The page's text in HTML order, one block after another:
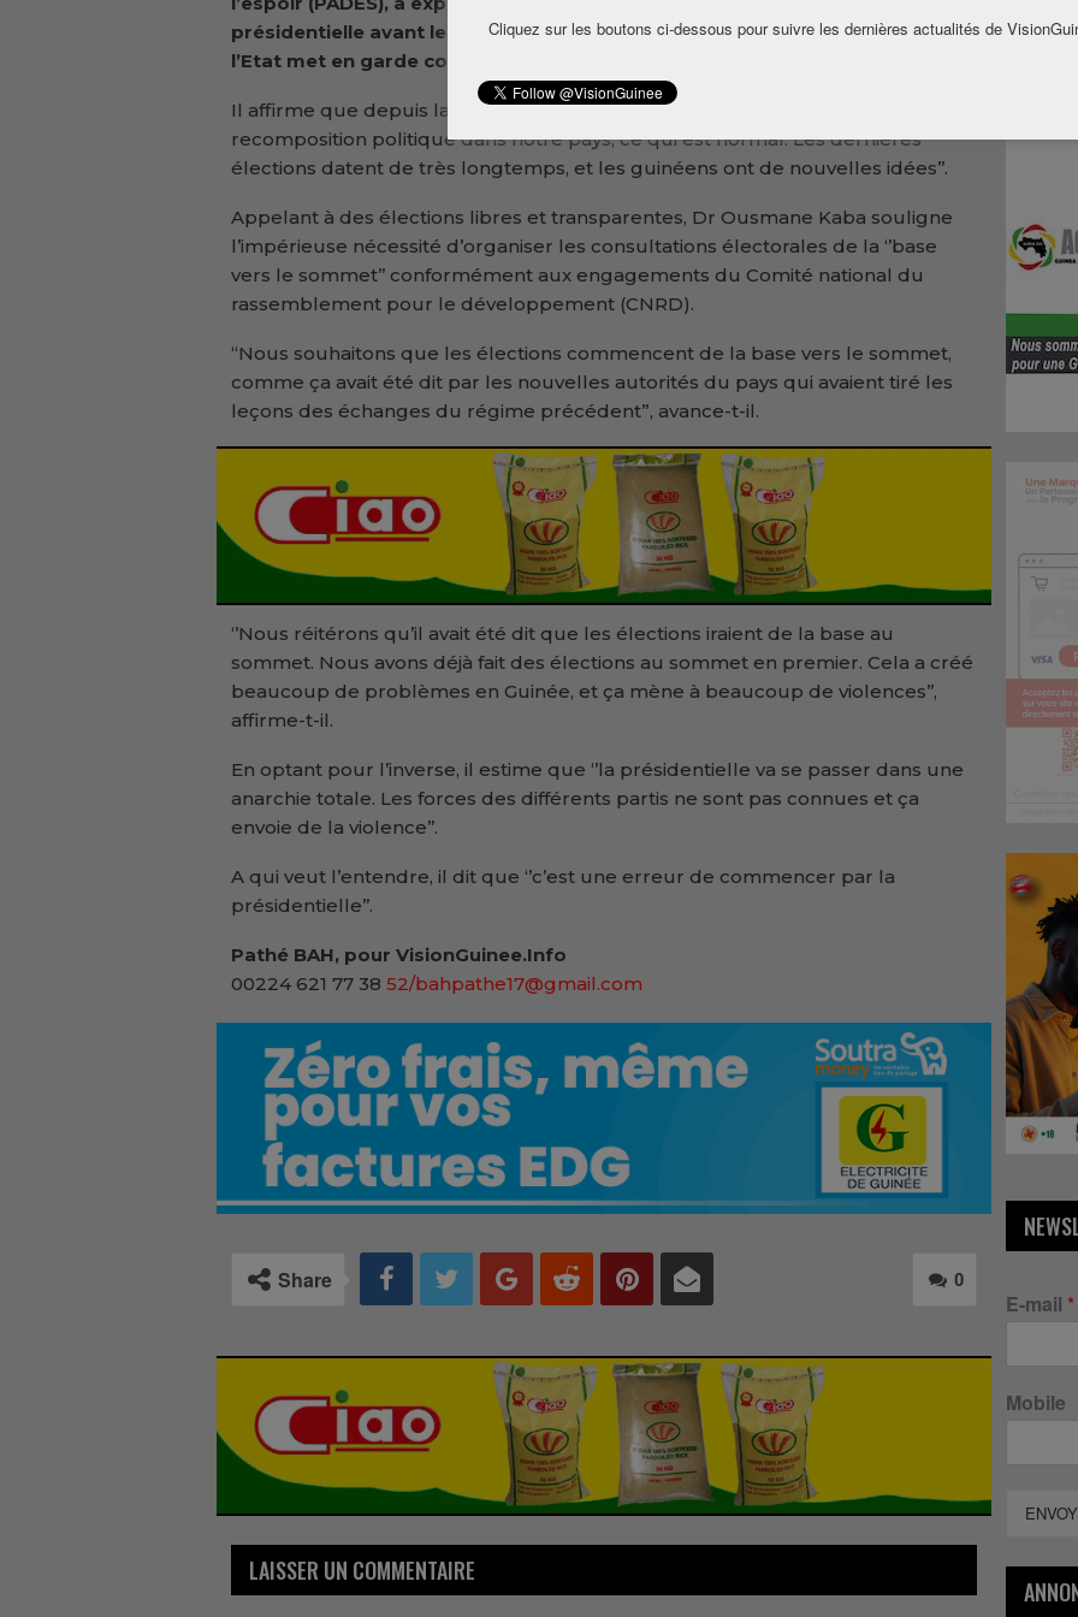
présidentielle avant les scrutins locaux et législatifs . L’ancien argentier de
l’Etat met en garde contre les risques de violences.
Il affirme que depuis la chute du régime d’Alpha Condé, ‘’il y a une profonde
recomposition politique dans notre pays, ce qui est normal. Les dernières
élections datent de très longtemps, et les guinéens ont de nouvelles idées’’.
Appelant à des élections libres et transparentes, Dr Ousmane Kaba souligne
l’impérieuse nécessité d’organiser les consultations électorales de la ‘’base
vers le sommet’’ conformément aux engagements du Comité national du
rassemblement pour le développement (CNRD).
“Nous souhaitons que les élections commencent de la base vers le sommet,
comme ça avait été dit par les nouvelles autorités du pays qui avaient tiré les
leçons des échanges du régime précédent”, avance-t-il.
‘’Nous réitérons qu’il avait été dit que les élections iraient de la base au
sommet. Nous avons déjà fait des élections au sommet en premier. Cela a créé
beaucoup de problèmes en Guinée, et ça mène à beaucoup de violences’’,
affirme-t-il.
En optant pour l’inverse, il estime que ‘’la présidentielle va se passer dans une
anarchie totale. Les forces des différents partis ne sont pas connues et ça
envoie de la violence’’.
A qui veut l’entendre, il dit que ‘’c’est une erreur de commencer par la
présidentielle’’.
Pathé BAH, pour VisionGuinee.Info
00224 621 77 38 52/bahpathe17@gmail.com
0
Share
LAISSER UN COMMENTAIRE
E-mail *
Mobile
Cliquez sur les boutons ci-dessous pour suivre les dernières actualités de